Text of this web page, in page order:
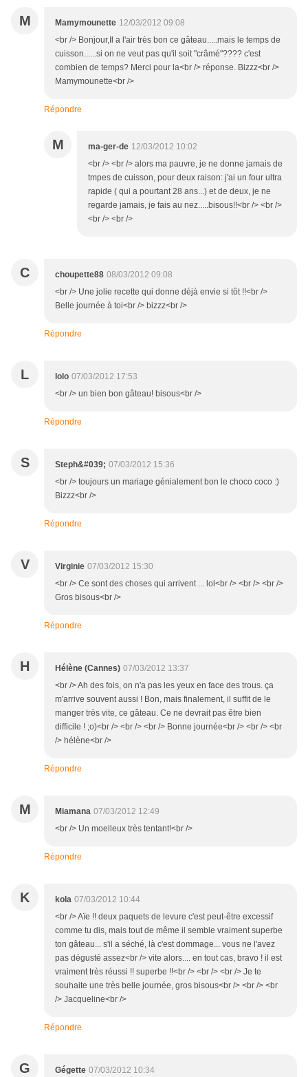
M Mamymounette 12/03/2012 09:08
<br /> Bonjour,Il a l'air très bon ce gâteau.....mais le temps de
cuisson......si on ne veut pas qu'il soit "crâmé"???? c'est
combien de temps? Merci pour la<br /> réponse. Bizzz<br />
Mamymounette<br />
Répondre
M ma-ger-de 12/03/2012 10:02
<br /> <br /> alors ma pauvre, je ne donne jamais de
tmpes de cuisson, pour deux raison: j'ai un four ultra
rapide ( qui a pourtant 28 ans...) et de deux, je ne
regarde jamais, je fais au nez.....bisous!!<br /> <br />
<br /> <br />
C choupette88 08/03/2012 09:08
<br /> Une jolie recette qui donne déjà envie si tôt !!<br />
Belle journée à toi<br /> bizzz<br />
Répondre
L lolo 07/03/2012 17:53
<br /> un bien bon gâteau! bisous<br />
Répondre
S Steph&#039; 07/03/2012 15:36
<br /> toujours un mariage génialement bon le choco coco :)
Bizzz<br />
Répondre
V Virginie 07/03/2012 15:30
<br /> Ce sont des choses qui arrivent ... lol<br /> <br /> <br />
Gros bisous<br />
Répondre
H Hélène (Cannes) 07/03/2012 13:37
<br /> Ah des fois, on n'a pas les yeux en face des trous. ça
m'arrive souvent aussi ! Bon, mais finalement, il suffit de le
manger très vite, ce gâteau. Ce ne devrait pas être bien
difficile ! ;o)<br /> <br /> <br /> Bonne journée<br /> <br /> <br
/> hélène<br />
Répondre
M Miamana 07/03/2012 12:49
<br /> Un moelleux très tentant!<br />
Répondre
K kola 07/03/2012 10:44
<br /> Aïe !! deux paquets de levure c'est peut-être excessif
comme tu dis, mais tout de même il semble vraiment superbe
ton gâteau... s'il a séché, là c'est dommage... vous ne l'avez
pas dégusté assez<br /> vite alors.... en tout cas, bravo ! il est
vraiment très réussi !! superbe !!<br /> <br /> <br /> Je te
souhaite une très belle journée, gros bisous<br /> <br /> <br
/> Jacqueline<br />
Répondre
G Gégette 07/03/2012 10:34